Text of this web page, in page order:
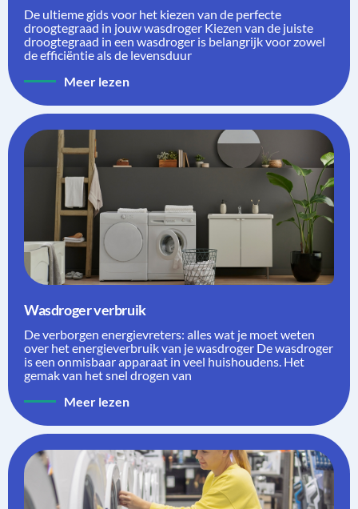
De ultieme gids voor het kiezen van de perfecte
droogtegraad in jouw wasdroger Kiezen van de juiste
droogtegraad in een wasdroger is belangrijk voor zowel
de efficiëntie als de levensduur
Meer lezen
Wasdroger verbruik
De verborgen energievreters: alles wat je moet weten
over het energieverbruik van je wasdroger De wasdroger
is een onmisbaar apparaat in veel huishoudens. Het
gemak van het snel drogen van
Meer lezen